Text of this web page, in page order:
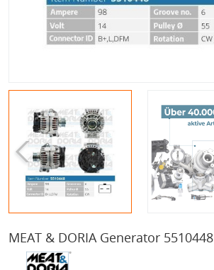
MEAT & DORIA Generator 5510448